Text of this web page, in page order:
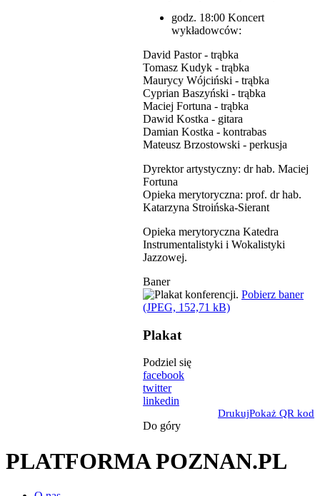
godz. 18:00 Koncert
wykładowców:
David Pastor - trąbka
Tomasz Kudyk - trąbka
Maurycy Wójciński - trąbka
Cyprian Baszyński - trąbka
Maciej Fortuna - trąbka
Dawid Kostka - gitara
Damian Kostka - kontrabas
Mateusz Brzostowski - perkusja
Dyrektor artystyczny: dr hab. Maciej
Fortuna
Opieka merytoryczna: prof. dr hab.
Katarzyna Stroińska-Sierant
Opieka merytoryczna Katedra
Instrumentalistyki i Wokalistyki
Jazzowej.
Baner
Pobierz baner
(JPEG, 152,71 kB)
Plakat
Podziel się
facebook
twitter
linkedin
DrukujPokaż QR kod
Do góry
PLATFORMA POZNAN.PL